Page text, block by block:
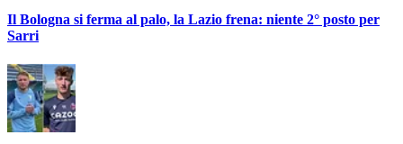
Il Bologna si ferma al palo, la Lazio frena: niente 2° posto per
Sarri